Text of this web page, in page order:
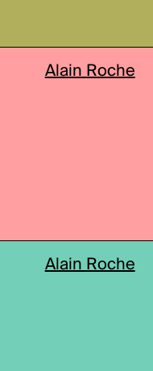
Alain Roche
Alain Roche